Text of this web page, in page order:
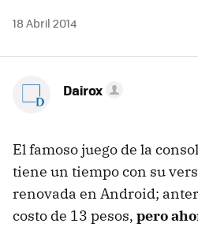
18 Abril 2014
Dairox
El famoso juego de la
tiene un tiempo con su
renovada en Android;
costo de 13 pesos, pero